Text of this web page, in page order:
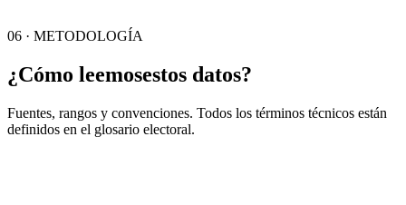
06 · METODOLOGÍA
¿Cómo leemosestos datos?
Fuentes, rangos y convenciones. Todos los términos técnicos están
definidos en el glosario electoral.